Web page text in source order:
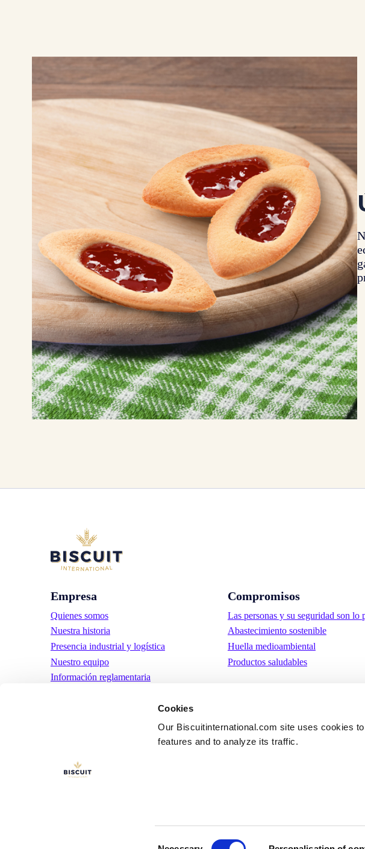
Cookies
Our Biscuitinternational.com site uses cookies
features and to analyze its traffic.
Empresa
Quienes somos
Nuestra historia
Presencia industrial y logística
Nuestro equipo
Información reglamentaria
Compromisos
Las personas y su seguridad son lo
Abastecimiento sostenible
Huella medioambiental
Productos saludables